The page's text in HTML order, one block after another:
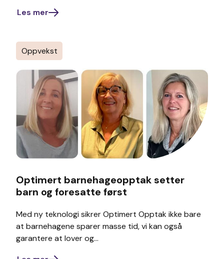
Oppvekst
Les mer
Optimert barnehageopptak setter
barn og foresatte først
Med ny teknologi sikrer Optimert Opptak ikke bare
at barnehagene sparer masse tid, vi kan også
garantere at lover og...